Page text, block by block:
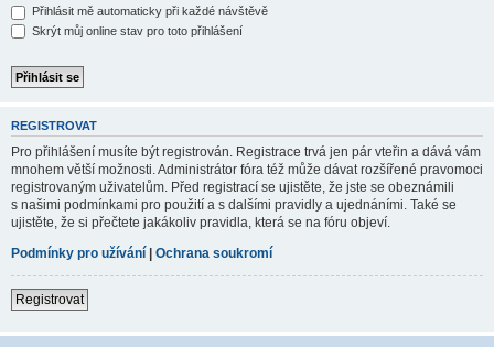
Přihlásit mě automaticky při každé návštěvě
Skrýt můj online stav pro toto přihlášení
REGISTROVAT
Pro přihlášení musíte být registrován. Registrace trvá jen pár vteřin a dává vám
mnohem větší možnosti. Administrátor fóra též může dávat rozšířené pravomoci
registrovaným uživatelům. Před registrací se ujistěte, že jste se obeznámili
s našimi podmínkami pro použití a s dalšími pravidly a ujednáními. Také se
ujistěte, že si přečtete jakákoliv pravidla, která se na fóru objeví.
Podmínky pro užívání | Ochrana soukromí
Registrovat